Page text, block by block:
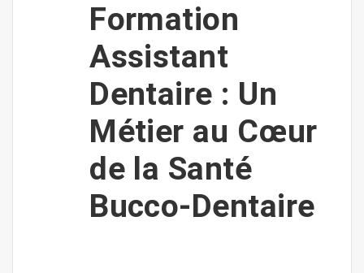
Formation
Assistant
Dentaire : Un
Métier au Cœur
de la Santé
Bucco-Dentaire